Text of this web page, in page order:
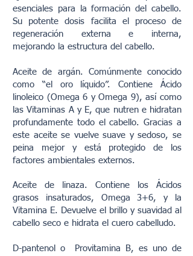
esenciales para la formación del cabello.
Su potente dosis facilita el proceso de
regeneración externa e interna,
mejorando la estructura del cabello.
Aceite de argán. Comúnmente conocido
como “el oro líquido”. Contiene Ácido
linoleico (Omega 6 y Omega 9), así como
las Vitaminas A y E, que nutren e hidratan
profundamente todo el cabello. Gracias a
este aceite se vuelve suave y sedoso, se
peina mejor y está protegido de los
factores ambientales externos.
Aceite de linaza. Contiene los Ácidos
grasos insaturados, Omega 3+6, y la
Vitamina E. Devuelve el brillo y suavidad al
cabello seco e hidrata el cuero cabelludo.
D-pantenol o Provitamina B, es uno de